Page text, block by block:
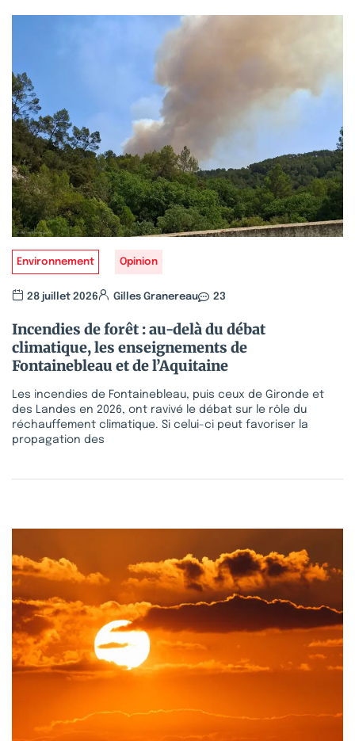
Environnement Opinion
28 juillet 2026 Gilles Granereau 23
Incendies de forêt : au-delà du débat
climatique, les enseignements de
Fontainebleau et de l’Aquitaine
Les incendies de Fontainebleau, puis ceux de Gironde et
des Landes en 2026, ont ravivé le débat sur le rôle du
réchauffement climatique. Si celui-ci peut favoriser la
propagation des